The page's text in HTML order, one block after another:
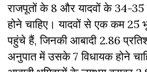
राजपूतों के 8 और यादवों के 34-
होने चाहिए। यादवों से एक कम 25
पहुंचे हैं, जिनकी आबादी 2.86
अनुपात में उसके 7 विधायक होने